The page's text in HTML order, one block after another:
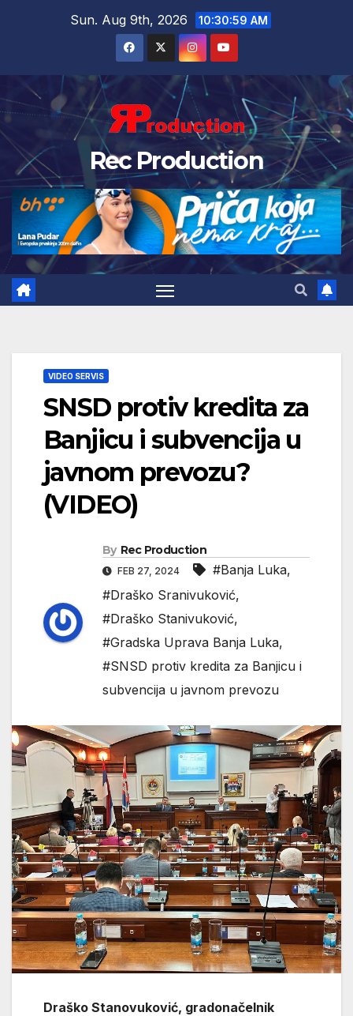
Sun. Aug 9th, 2026 10:31:00 AM
Rec Production
VIDEO SERVIS
SNSD protiv kredita za
Banjicu i subvencija u
javnom prevozu?
(VIDEO)
By Rec Production
FEB 27, 2024 #Banja Luka,
#Draško Sranivuković,
#Draško Stanivuković,
#Gradska Uprava Banja Luka,
#SNSD protiv kredita za Banjicu i
subvencija u javnom prevozu
Draško Stanovuković, gradonačelnik